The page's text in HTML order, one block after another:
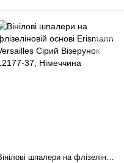
Вінілові шпалери на флізеліновій основі Erismann Versailles Сірий Візерунок 12177-37